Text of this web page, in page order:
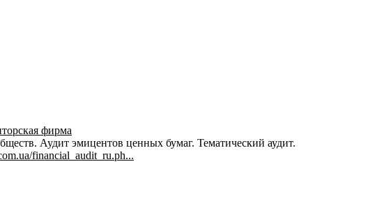
фирма
Аудит эмицентов ценных бумаг. Тематический аудит.
financial_audit_ru.ph...